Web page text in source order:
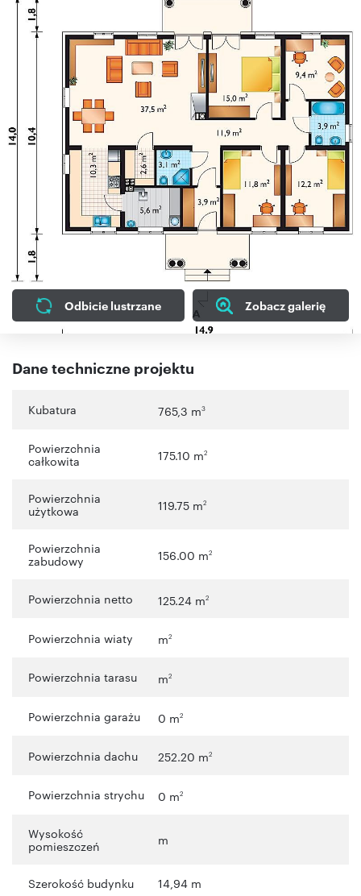
Odbicie lustrzane Zobacz galerię
Dane techniczne projektu
Kubatura 765,3 m3
Powierzchnia
całkowita
175.10 m2
Powierzchnia
użytkowa
119.75 m2
Powierzchnia
zabudowy
156.00 m2
Powierzchnia netto 125.24 m2
Powierzchnia wiaty m2
Powierzchnia tarasu m2
Powierzchnia garażu 0 m2
Powierzchnia dachu 252.20 m2
Powierzchnia strychu 0 m2
Wysokość
pomieszczeń
m
Szerokość budynku 14,94 m